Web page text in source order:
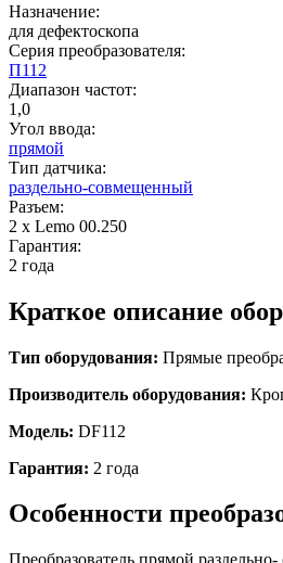
Назначение:
для дефектоскопа
Серия преобразователя:
П112
Диапазон частот:
1,0
Угол ввода:
прямой
Тип датчика:
раздельно-совмещенный
Разъем:
2 х Lemo 00.250
Гарантия:
2 года
Краткое описание
Тип оборудования: Прямые
Производитель оборудования:
Модель: DF112
Гарантия: 2 года
Особенности